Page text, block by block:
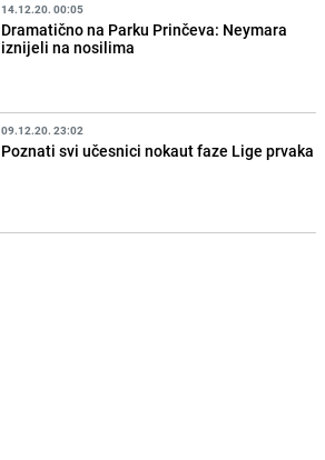
14.12.20. 00:05
Dramatično na Parku Prinčeva: Neymara
iznijeli na nosilima
09.12.20. 23:02
Poznati svi učesnici nokaut faze Lige prvaka